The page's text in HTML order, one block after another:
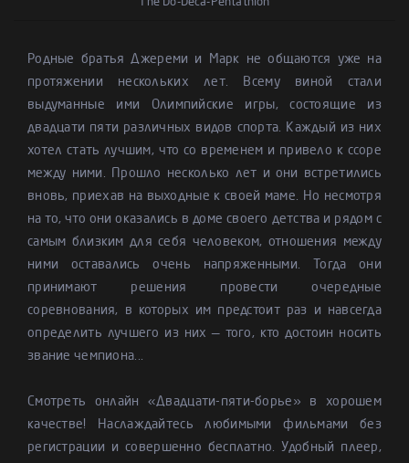
Родные братья Джереми и Марк не общаются уже на
протяжении нескольких лет. Всему виной стали
выдуманные ими Олимпийские игры, состоящие из
двадцати пяти различных видов спорта. Каждый из них
хотел стать лучшим, что со временем и привело к ссоре
между ними. Прошло несколько лет и они встретились
вновь, приехав на выходные к своей маме. Но несмотря
на то, что они оказались в доме своего детства и рядом с
самым близким для себя человеком, отношения между
ними оставались очень напряженными. Тогда они
принимают решения провести очередные
соревнования, в которых им предстоит раз и навсегда
определить лучшего из них — того, кто достоин носить
звание чемпиона...
Смотреть онлайн «Двадцати-пяти-борье» в хорошем
качестве! Наслаждайтесь любимыми фильмами без
регистрации и совершенно бесплатно. Удобный плеер,